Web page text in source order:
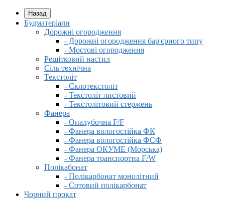
Назад
Будматеріали
Дорожні огородження
- Дорожні огородження бар'єрного типу
- Мостові огородження
Решітковий настил
Сіль технічна
Текстоліт
- Склотекстоліт
- Текстоліт листовий
- Текстолітовий стержень
Фанера
- Опалубочна F/F
- Фанера вологостійка ФК
- Фанера вологостійка ФСФ
- Фанера ОКУМЕ (Морська)
- Фанера транспортна F/W
Полікабонат
- Полікарбонат монолітний
- Сотовий полікарбонат
Чорний прокат